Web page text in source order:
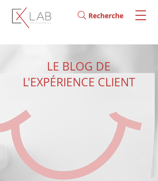
Recherche
LE BLOG DE
L'EXPÉRIENCE CLIENT